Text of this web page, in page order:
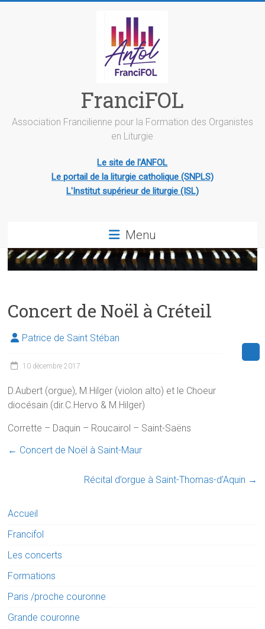
FranciFOL
Association Francilienne pour la Formation des Organistes
en Liturgie
Le site de l'ANFOL
Le portail de la liturgie catholique (SNPLS)
L'Institut supérieur de liturgie (ISL)
Menu
Concert de Noël à Créteil
Patrice de Saint Stéban
10 décembre 2017
D.Aubert (orgue), M.Hilger (violon alto) et le Choeur
diocésain (dir.C.Hervo & M.Hilger)
Corrette – Daquin – Roucairol – Saint-Saëns
← Concert de Noël à Saint-Maur
Récital d’orgue à Saint-Thomas-d’Aquin →
Accueil
Francifol
Les concerts
Formations
Paris /proche couronne
Grande couronne